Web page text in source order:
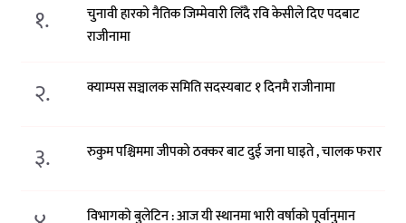
१.
चुनावी हारको नैतिक जिम्मेवारी लिँदै रवि केसीले दिए पदबाट
राजीनामा
२. क्याम्पस सञ्चालक समिति सदस्यबाट १ दिनमै राजीनामा
३. रुकुम पश्चिममा जीपको ठक्कर बाट दुई जना घाइते , चालक फरार
विभागको बुलेटिन : आज यी स्थानमा भारी वर्षाको पूर्वानुमान